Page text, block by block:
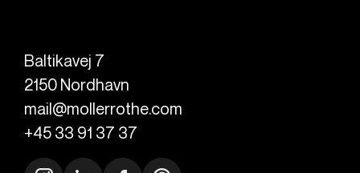
Baltikavej 7
2150 Nordhavn
mail@mollerrothe.com
+45 33 91 37 37